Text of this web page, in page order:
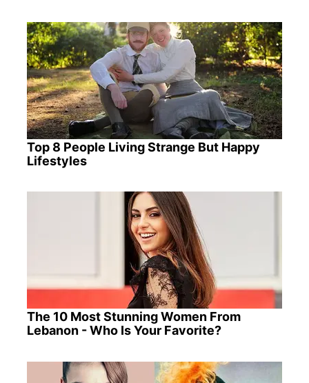
Top 8 People Living Strange But Happy
Lifestyles
The 10 Most Stunning Women From
Lebanon - Who Is Your Favorite?